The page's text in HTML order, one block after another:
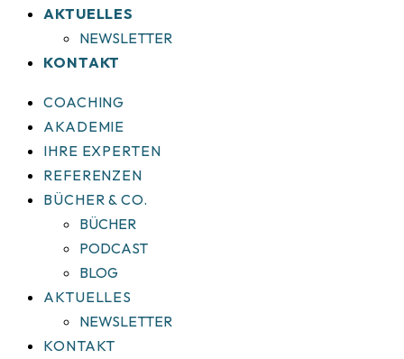
AKTUELLES
NEWSLETTER
KONTAKT
COACHING
AKADEMIE
IHRE EXPERTEN
REFERENZEN
BÜCHER & CO.
BÜCHER
PODCAST
BLOG
AKTUELLES
NEWSLETTER
KONTAKT